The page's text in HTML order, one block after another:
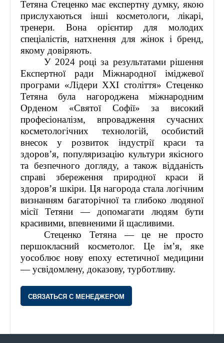
Тетяна Стеценко має експертну думку, якою
прислухаються інші косметологи, лікарі,
тренери. Вона орієнтир для молодих
спеціалістів, натхнення для жінок і бренд,
якому довіряють.
У 2024 році за результатами рішення
Експертної ради Міжнародної іміджевої
програми «Лідери ХХІ століття» Стеценко
Тетяна була нагороджена міжнародним
Орденом «Святої Софії» за високий
професіоналізм, впровадження сучасних
косметологічних технологій, особистий
внесок у розвиток індустрії краси та
здоров’я, популяризацію культури якісного
та безпечного догляду, а також відданість
справі збереження природної краси й
здоров’я шкіри. Ця нагорода стала логічним
визнанням багаторічної та глибоко людяної
місії Тетяни — допомагати людям бути
красивими, впевненими й щасливими.
Стеценко Тетяна — це не просто
першокласний косметолог. Це ім’я, яке
уособлює нову епоху естетичної медицини
— усвідомлену, доказову, турботливу.
СВЯЗАТЬСЯ С МЕНЕДЖЕРОМ